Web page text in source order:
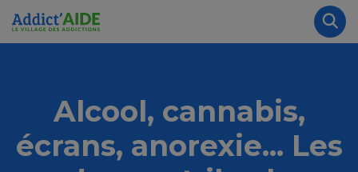
Aller au contenu principal
Alcool, cannabis,
écrans, anorexie... Les
Panneau de gestion des cookies